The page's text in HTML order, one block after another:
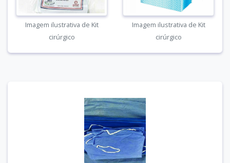
Imagem ilustrativa de Kit
cirúrgico
Imagem ilustrativa de Kit
cirúrgico